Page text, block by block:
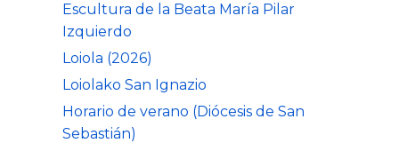
Escultura de la Beata María Pilar
Izquierdo
Loiola (2026)
Loiolako San Ignazio
Horario de verano (Diócesis de San
Sebastián)